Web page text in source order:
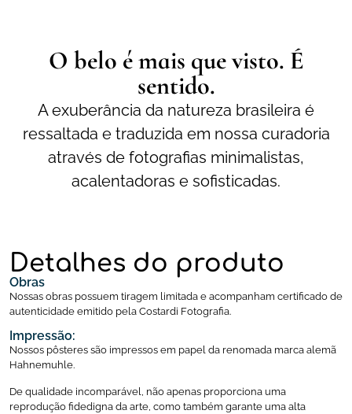
O belo é mais que visto. É
sentido.
A exuberância da natureza brasileira é
ressaltada e traduzida em nossa curadoria
através de fotografias minimalistas,
acalentadoras e sofisticadas.
Detalhes do produto
Obras
Nossas obras possuem tiragem limitada e acompanham certificado de
autenticidade emitido pela Costardi Fotografia.
Impressão:
Nossos pôsteres são impressos em papel da renomada marca alemã
Hahnemuhle.
De qualidade incomparável, não apenas proporciona uma
reprodução fidedigna da arte, como também garante uma alta